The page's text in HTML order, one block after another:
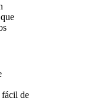
fácil de